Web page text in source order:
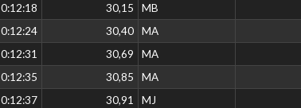
0:12:18 30,15 MB
0:12:24 30,40 MA
0:12:31 30,69 MA
0:12:35 30,85 MA
0:12:37 30,91 MJ